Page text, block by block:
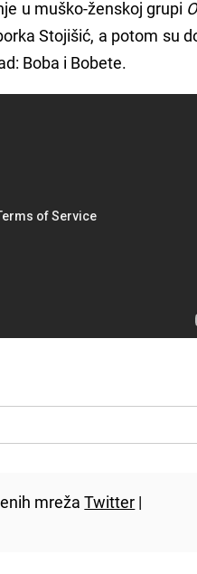
u muško-ženskoj grupi
Stojišić, a potom su
Boba i Bobete.
mrežaTwitter |